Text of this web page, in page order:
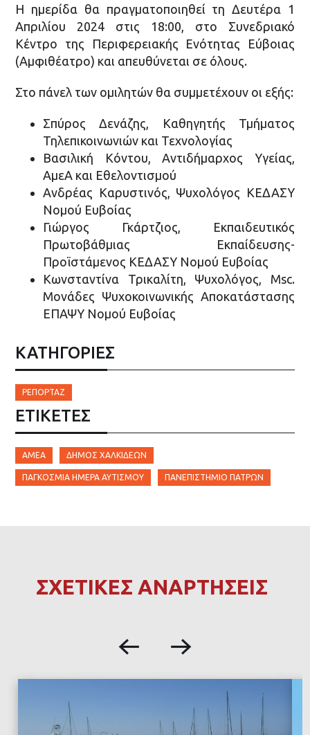
Η ημερίδα θα πραγματοποιηθεί τη Δευτέρα 1
Απριλίου 2024 στις 18:00, στο Συνεδριακό
Κέντρο της Περιφερειακής Ενότητας Εύβοιας
(Αμφιθέατρο) και απευθύνεται σε όλους.
Στο πάνελ των ομιλητών θα συμμετέχουν οι εξής:
Σπύρος Δενάζης, Καθηγητής Τμήματος
Τηλεπικοινωνιών και Τεχνολογίας
Βασιλική Κόντου, Αντιδήμαρχος Υγείας,
ΑμεΑ και Εθελοντισμού
Ανδρέας Καρυστινός, Ψυχολόγος ΚΕΔΑΣΥ
Νομού Ευβοίας
Γιώργος Γκάρτζιος, Εκπαιδευτικός
Πρωτοβάθμιας Εκπαίδευσης-
Προϊστάμενος ΚΕΔΑΣΥ Νομού Ευβοίας
Κωνσταντίνα Τρικαλίτη, Ψυχολόγος, Μsc.
Μονάδες Ψυχοκοινωνικής Αποκατάστασης
ΕΠΑΨΥ Νομού Ευβοίας
ΚΑΤΗΓΟΡΙΕΣ
ΡΕΠΟΡΤΆΖ
ΕΤΙΚΈΤΕΣ
ΑΜΕΑ ΔΉΜΟΣ ΧΑΛΚΙΔΈΩΝ
ΠΑΓΚΌΣΜΙΑ ΗΜΈΡΑ ΑΥΤΙΣΜΟΎ ΠΑΝΕΠΙΣΤΉΜΙΟ ΠΑΤΡΏΝ
ΣΧΕΤΙΚΕΣ ΑΝΑΡΤΗΣΕΙΣ